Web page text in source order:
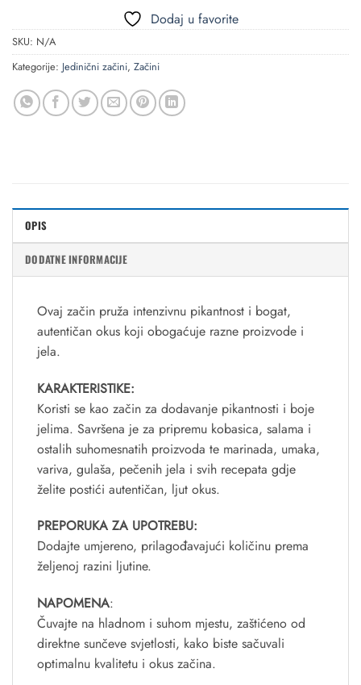
Dodaj u favorite
SKU: N/A
Kategorije: Jedinični začini, Začini
OPIS
DODATNE INFORMACIJE
Ovaj začin pruža intenzivnu pikantnost i bogat,
autentičan okus koji obogaćuje razne proizvode i
jela.
KARAKTERISTIKE:
Koristi se kao začin za dodavanje pikantnosti i boje
jelima. Savršena je za pripremu kobasica, salama i
ostalih suhomesnatih proizvoda te marinada, umaka,
variva, gulaša, pečenih jela i svih recepata gdje
želite postići autentičan, ljut okus.
PREPORUKA ZA UPOTREBU:
Dodajte umjereno, prilagođavajući količinu prema
željenoj razini ljutine.
NAPOMENA:
Čuvajte na hladnom i suhom mjestu, zaštićeno od
direktne sunčeve svjetlosti, kako biste sačuvali
optimalnu kvalitetu i okus začina.